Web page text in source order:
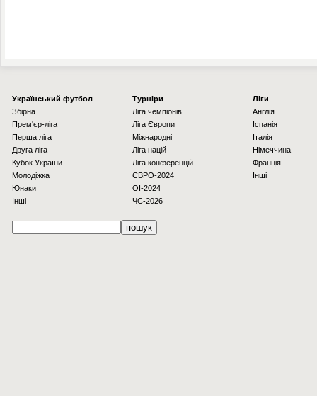
Українcький футбол
Збірна
Прем'єр-ліга
Перша ліга
Друга ліга
Кубок України
Молодіжка
Юнаки
Інші
Турніри
Ліга чемпіонів
Ліга Європи
Міжнародні
Ліга націй
Ліга конференцій
ЄВРО-2024
OI-2024
ЧС-2026
Ліги
Англія
Іспанія
Італія
Німеччина
Франція
Інші